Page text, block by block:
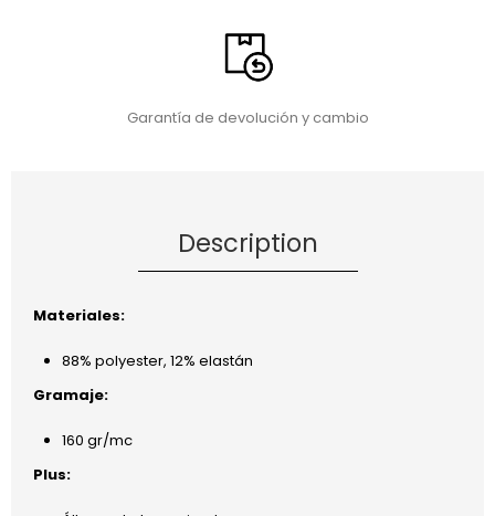
Garantía de devolución y cambio
Description
Materiales:
88% polyester, 12% elastán
Gramaje:
160 gr/mc
Plus: